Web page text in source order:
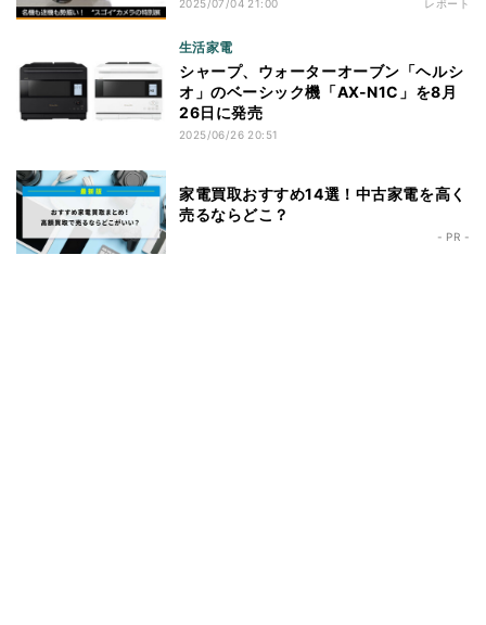
2025/07/04 21:00 レポート
生活家電
シャープ、ウォーターオーブン「ヘルシ
オ」のベーシック機「AX-N1C」を8月
26日に発売
2025/06/26 20:51
家電買取おすすめ14選！中古家電を高く
売るならどこ？
- PR -